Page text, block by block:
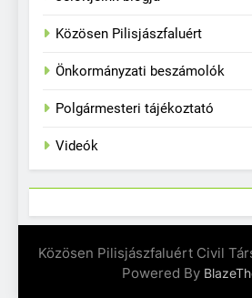
Közösen Pilisjászfaluért
Önkormányzati beszámolók
Polgármesteri tájékoztató
Videók
Közösen Pilisjászfaluért Civil
Powered By